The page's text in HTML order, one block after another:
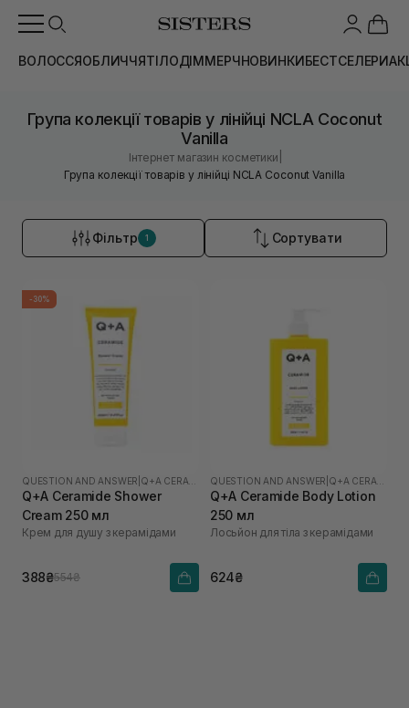
ВОЛОССЯОБЛИЧЧЯТІЛОДІММЕРЧНОВИНКИБЕСТСЕЛЕРИ
Група колекції товарів у лінійці NCLA Coconut
Vanilla
Інтернет магазин косметики
Група колекції товарів у лінійці NCLA Coconut Vanilla
Фільтр 1 Сортувати
-30%
QUESTION AND ANSWER
Q+A Ceramide Shower
Cream 250 мл
Крем для душу з керамідами
388₴554₴
QUESTION AND ANSWER
Q+A Ceramide Body Lotion
250 мл
Лосьйон для тіла з керамідами
624₴